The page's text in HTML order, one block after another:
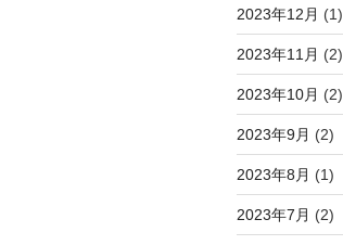
2023年12月 (1)
2023年11月 (2)
2023年10月 (2)
2023年9月 (2)
2023年8月 (1)
2023年7月 (2)